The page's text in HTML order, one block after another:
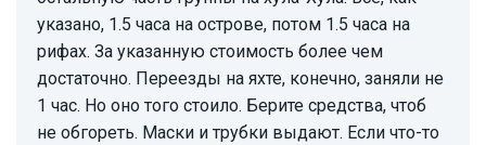
указано, 1.5 часа на острове, потом 1.5 часа на
рифах. За указанную стоимость более чем
достаточно. Переезды на яхте, конечно, заняли не
1 час. Но оно того стоило. Берите средства, чтоб
не обгореть. Маски и трубки выдают. Если что-то